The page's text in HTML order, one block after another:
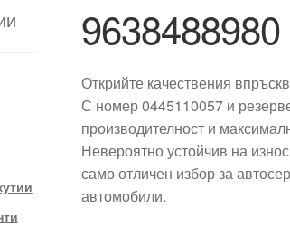
9638488980
Открийте качествения
С номер 0445110057 и
производителност и
Невероятно устойчив на
само отличен избор за
автомобили.